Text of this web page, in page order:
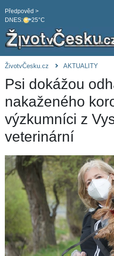
DNES: 25°C
Předpověd >
ŽivotvČesku.cz AKTUALITY
Psi dokážou
nakaženého
výzkumníci z
veterinární